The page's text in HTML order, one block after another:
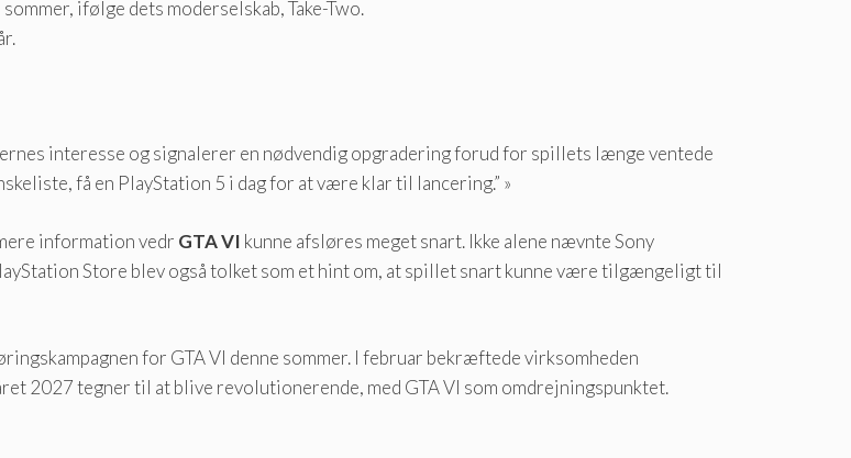
ifølge dets moderselskab, Take-Two.
interesse og signalerer en nødvendig opgradering forud for spillets længe ventede
få en PlayStation 5 i dag for at være klar til lancering.” »
information vedr GTA VI kunne afsløres meget snart. Ikke alene nævnte Sony
Store blev også tolket som et hint om, at spillet snart kunne være tilgængeligt til
for GTA VI denne sommer. I februar bekræftede virksomheden
2027 tegner til at blive revolutionerende, med GTA VI som omdrejningspunktet.